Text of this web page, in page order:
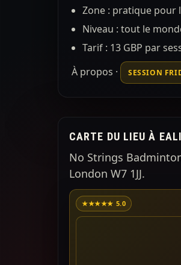
Zone : pratique pour
Niveau : tout le
Tarif : 13 GBP par
À propos · SESSION
CARTE DU LIEU À
No Strings
London W7 1JJ.
★★★★★ 5.0